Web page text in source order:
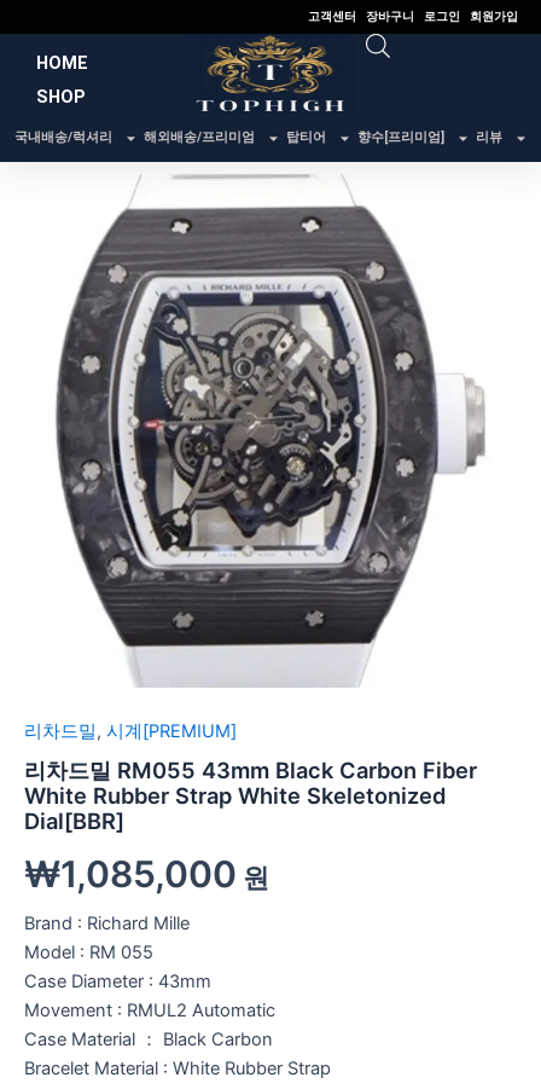
건
너
고객센터 장바구니 로그인 회원가입
HOME
SHOP
국내배송/럭셔리 해외배송/프리미엄 탑티어 향수[프리미엄] 리뷰
리차드밀, 시계[PREMIUM]
리차드밀 RM055 43mm Black Carbon Fiber
White Rubber Strap White Skeletonized
Dial[BBR]
₩1,085,000 원
Brand : Richard Mille
Model : RM 055
Case Diameter : 43mm
Movement : RMUL2 Automatic
Case Material ： Black Carbon
Bracelet Material : White Rubber Strap